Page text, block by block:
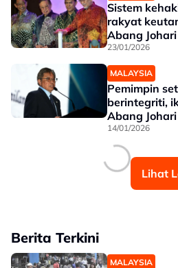
Sistem
rakyat
Abang Johari
23/01/2026
MALAYSIA
Pemimpin
berintegriti,
Abang Johari
14/01/2026
Lihat
Berita Terkini
MALAYSIA